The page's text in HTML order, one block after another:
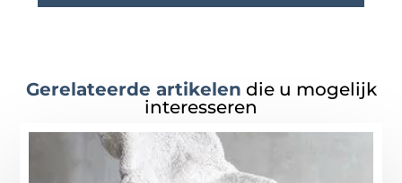
Gerelateerde artikelen die u mogelijk
interesseren